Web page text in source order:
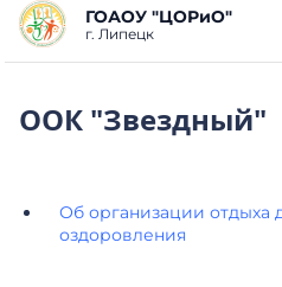
ГОАОУ "ЦОРиО"
г. Липецк
ООК "Звездный"
Об организации отдыха
оздоровления